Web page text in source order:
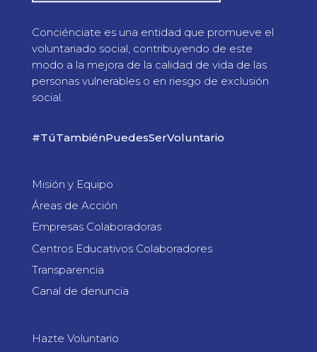
Conciénciate es una entidad que promueve el
voluntariado social, contribuyendo de este
modo a la mejora de la calidad de vida de las
personas vulnerables o en riesgo de exclusión
social.
#TúTambiénPuedesSerVoluntario
Misión y Equipo
Áreas de Acción
Empresas Colaboradoras
Centros Educativos Colaboradores
Transparencia
Canal de denuncia
Hazte Voluntario